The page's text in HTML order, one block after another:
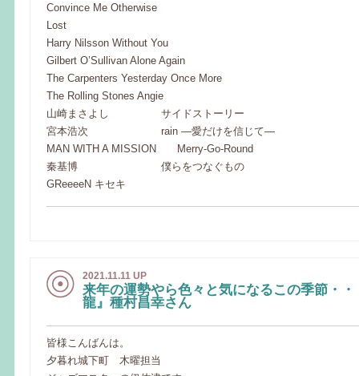
Convince Me Otherwise
Lost
Harry Nilsson Without You
Gilbert O’Sullivan Alone Again
The Carpenters Yesterday Once More
The Rolling Stones Angie
山崎まさよし サイドストーリー
宮本浩次 rain ―愛だけを信じて―
MAN WITH A MISSION Merry-Go-Round
秦基博 僕らをつなぐもの
GReeeeN キセキ
2021.11.11 UP
来年の運勢やら色々と気になるこの季節・・
龍』種村昌幸さん
皆様こんばんは。
夕暮れ城下町 木曜担当